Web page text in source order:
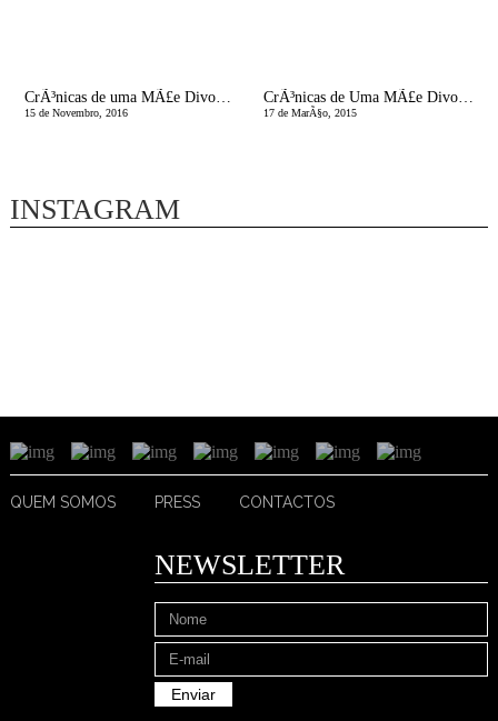
CrÃ³nicas de uma MÃ£e Divorciada | Quatro Anos Depois, o que levas na Bagagem?
15 de Novembro, 2016
CrÃ³nicas de Uma MÃ£e Divorciada | Declaro-vos Agora Ex-marido e Ex-mulher
17 de MarÃ§o, 2015
INSTAGRAM
QUEM SOMOS PRESS CONTACTOS
NEWSLETTER